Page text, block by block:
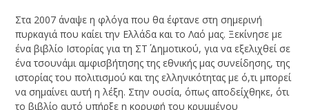
Στα 2007 άναψε η φλόγα που θα έφτανε στη σημερινή
πυρκαγιά που καίει την Ελλάδα και το Λαό μας. Ξεκίνησε με
ένα βιβλίο Ιστορίας για τη ΣΤ΄ Δημοτικού, για να εξελιχθεί σε
ένα τσουνάμι αμφισβήτησης της εθνικής μας συνείδησης, της
ιστορίας του πολιτισμού και της ελληνικότητας με ό,τι μπορεί
να σημαίνει αυτή η λέξη. Στην ουσία, όπως αποδείχθηκε, ότι
το βιβλίο αυτό υπήρξε η κορυφή του κρυμμένου